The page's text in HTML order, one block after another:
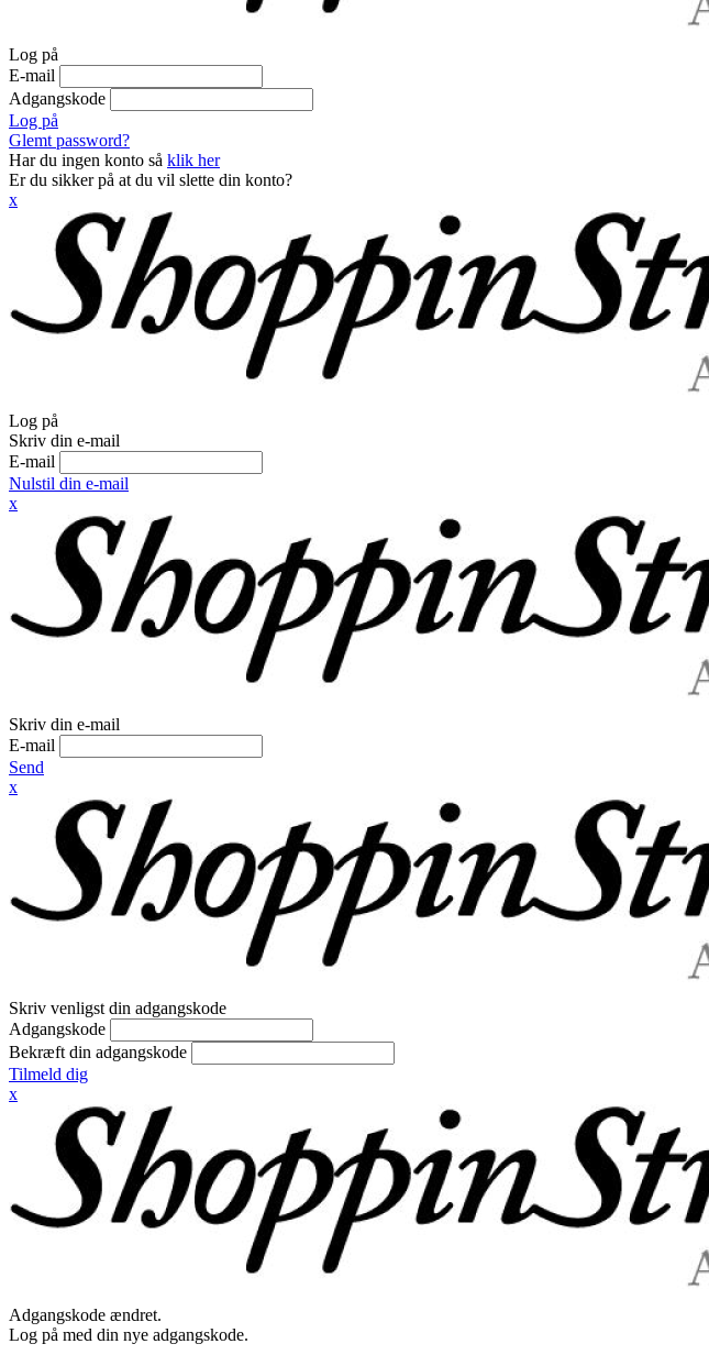
Log på
E-mail
Adgangskode
Log på
Glemt password?
Har du ingen konto så klik her
Er du sikker på at du vil slette din konto?
x
Log på
Skriv din e-mail
E-mail
Nulstil din e-mail
x
Skriv din e-mail
E-mail
Send
x
Skriv venligst din adgangskode
Adgangskode
Bekræft din adgangskode
Tilmeld dig
x
Adgangskode ændret.
Log på med din nye adgangskode.